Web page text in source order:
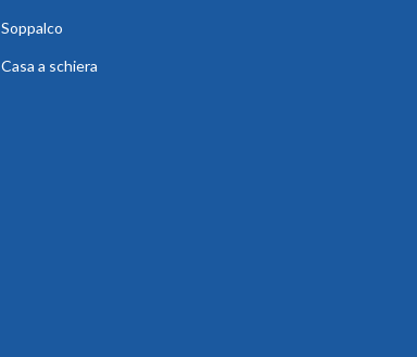
Soppalco
Casa a schiera